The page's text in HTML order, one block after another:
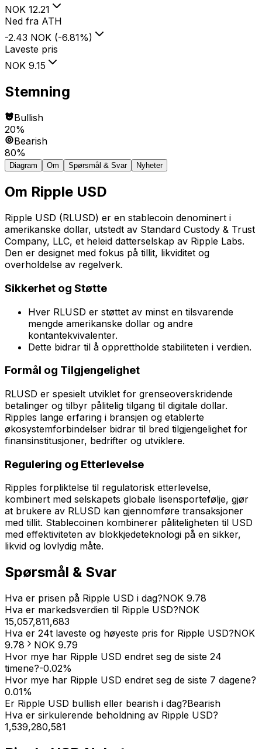
NOK 12.21
Ned fra ATH
-2.43 NOK (-6.81%)
Laveste pris
NOK 9.15
Stemning
Bullish
20%
Bearish
80%
Diagram Om Spørsmål & Svar Nyheter
Om Ripple USD
Ripple USD (RLUSD) er en stablecoin denominert i
amerikanske dollar, utstedt av Standard Custody & Trust
Company, LLC, et heleid datterselskap av Ripple Labs.
Den er designet med fokus på tillit, likviditet og
overholdelse av regelverk.
Sikkerhet og Støtte
Hver RLUSD er støttet av minst en tilsvarende
mengde amerikanske dollar og andre
kontantekvivalenter.
Dette bidrar til å opprettholde stabiliteten i verdien.
Formål og Tilgjengelighet
RLUSD er spesielt utviklet for grenseoverskridende
betalinger og tilbyr pålitelig tilgang til digitale dollar.
Ripples lange erfaring i bransjen og etablerte
økosystemforbindelser bidrar til bred tilgjengelighet for
finansinstitusjoner, bedrifter og utviklere.
Regulering og Etterlevelse
Ripples forpliktelse til regulatorisk etterlevelse,
kombinert med selskapets globale lisensportefølje, gjør
at brukere av RLUSD kan gjennomføre transaksjoner
med tillit. Stablecoinen kombinerer påliteligheten til USD
med effektiviteten av blokkjedeteknologi på en sikker,
likvid og lovlydig måte.
Spørsmål & Svar
Hva er prisen på Ripple USD i dag?NOK 9.78
Hva er markedsverdien til Ripple USD?NOK
15,057,811,683
Hva er 24t laveste og høyeste pris for Ripple USD?NOK
9.78
NOK 9.79
Hvor mye har Ripple USD endret seg de siste 24
timene?-0.02%
Hvor mye har Ripple USD endret seg de siste 7 dagene?
0.01%
Er Ripple USD bullish eller bearish i dag?Bearish
Hva er sirkulerende beholdning av Ripple USD?
1,539,280,581